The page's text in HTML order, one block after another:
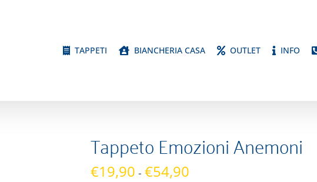
TAPPETI BIANCHERIA CASA OUTLET INFO
Tappeto Emozioni Anemoni
€19,90 - €54,90